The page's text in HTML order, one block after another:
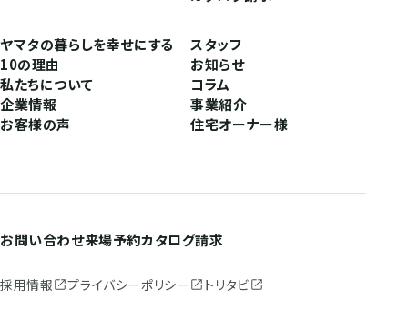
ヤマタの暮らしを幸せにする
10の理由
私たちについて
企業情報
お客様の声
スタッフ
お知らせ
コラム
事業紹介
住宅オーナー様
お問い合わせ来場予約カタログ請求
採用情報 プライバシーポリシー トリタビ